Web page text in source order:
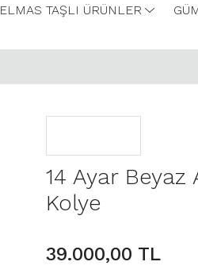
ELMAS TAŞLI ÜRÜNLER
14 Ayar Beyaz
Kolye
39.000,00 TL